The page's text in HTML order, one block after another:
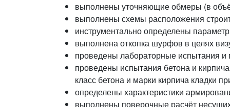
выполнены уточняющие обмеры (в
выполнены схемы расположения
инструментально определены
выполнена откопка шурфов в целях
проведены лабораторные испытания и
проведены испытания бетона и
класс бетона и марки кирпича кладки
определены характеристики
выполнены поверочные расчёт